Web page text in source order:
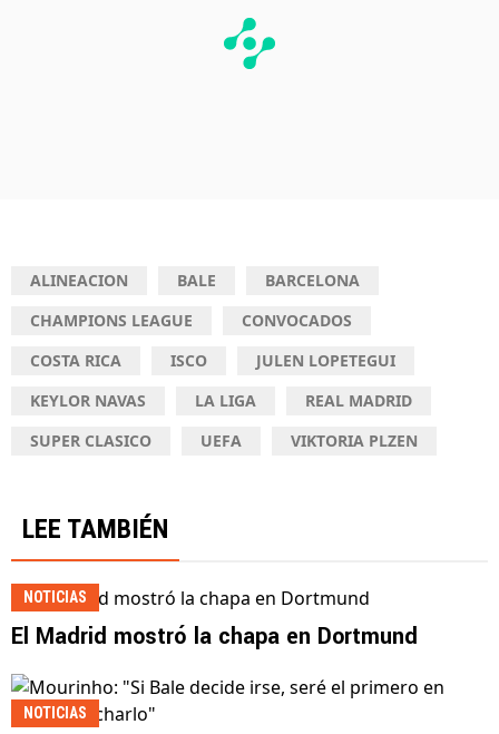
ALINEACION BALE
BARCELONA
CHAMPIONS LEAGUE
CONVOCADOS
COSTA RICA
ISCO
JULEN LOPETEGUI
KEYLOR NAVAS
LA LIGA
REAL MADRID
SUPER CLASICO
UEFA VIKTORIA PLZEN
LEE TAMBIÉN
NOTICIAS
El Madrid mostró la chapa en Dortmund
NOTICIAS